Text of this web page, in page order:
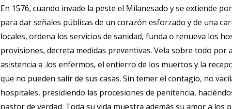
En 1576, cuando invade la peste el Milanesado y se extiende
para dar señales públicas de un corazón esforzado y de una
locales, ordena los servicios de sanidad, funda o renueva los
provisiones, decreta medidas preventivas. Vela sobre todo
asistencia a .los enfermos, el entierro de los muertos y la
que no pueden salir de sus casas. Sin temer el contagio, no
hospitales, presidiendo las procesiones de penitencia,
pastor de verdad. Toda su vida muestra además su amor a los